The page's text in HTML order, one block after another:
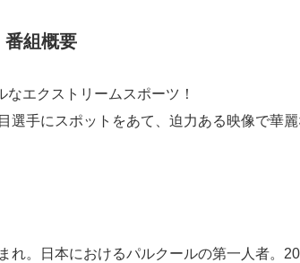
番組概要
エクストリームスポーツ！
選手にスポットをあて、迫力ある映像で華麗
れ。日本におけるパルクールの第一人者。